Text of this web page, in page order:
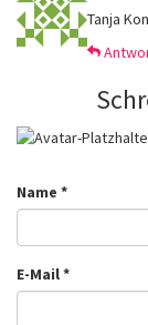
Tanja
Name *
E-Mail*